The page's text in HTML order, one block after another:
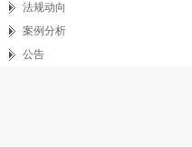
法规动向
案例分析
公告